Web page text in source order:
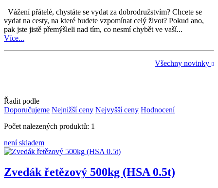
Vážení přátelé, chystáte se vydat za dobrodružstvím? Chcete se
vydat na cesty, na které budete vzpomínat celý život? Pokud ano,
pak jste jistě přemýšleli nad tím, co nesmí chybět ve vaší...
Více...
Všechny novinky
Řadit podle
Doporučujeme Nejnižší ceny Nejvyšší ceny Hodnocení
Počet nalezených produktů: 1
není skladem
Zvedák řetězový 500kg (HSA 0.5t)